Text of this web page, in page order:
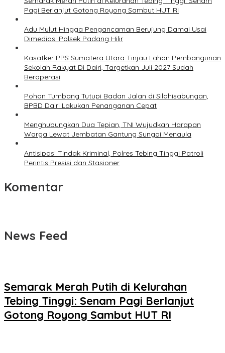
Pagi Berlanjut Gotong Royong Sambut HUT RI
Adu Mulut Hingga Pengancaman Berujung Damai Usai
Dimediasi Polsek Padang Hilir
Kasatker PPS Sumatera Utara Tinjau Lahan Pembangunan
Sekolah Rakyat Di Dairi, Targetkan Juli 2027 Sudah
Beroperasi
Pohon Tumbang Tutupi Badan Jalan di Silahisabungan,
BPBD Dairi Lakukan Penanganan Cepat
Menghubungkan Dua Tepian, TNI Wujudkan Harapan
Warga Lewat Jembatan Gantung Sungai Menaula
Antisipasi Tindak Kriminal, Polres Tebing Tinggi Patroli
Perintis Presisi dan Stasioner
Komentar
News Feed
Semarak Merah Putih di Kelurahan
Tebing Tinggi: Senam Pagi Berlanjut
Gotong Royong Sambut HUT RI